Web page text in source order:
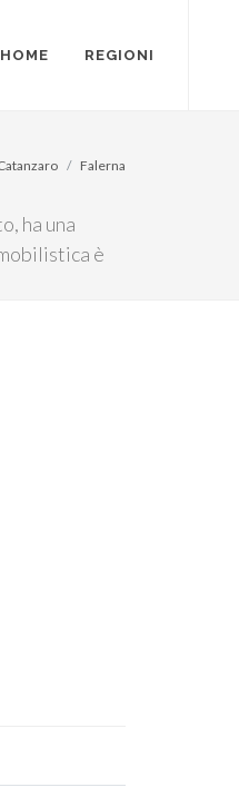
HOME REGIONI
ha una
è
Falerna